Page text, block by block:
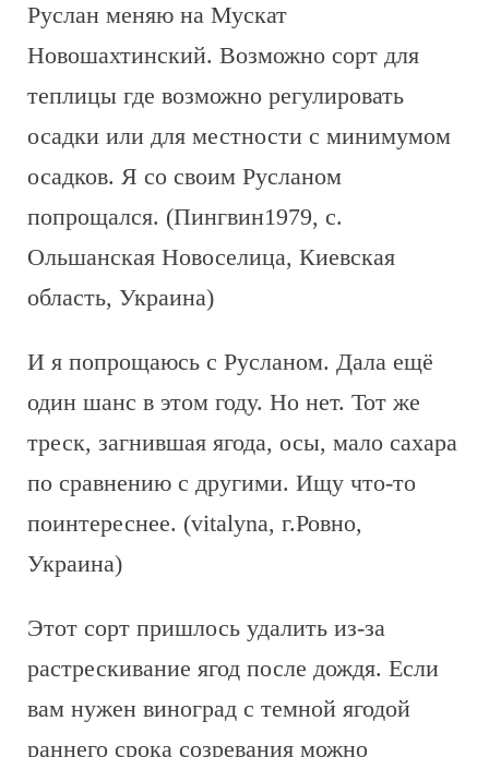
Руслан меняю на Мускат
Новошахтинский. Возможно сорт для
теплицы где возможно регулировать
осадки или для местности с минимумом
осадков. Я со своим Русланом
попрощался. (Пингвин1979, с.
Ольшанская Новоселица, Киевская
область, Украина)
И я попрощаюсь с Русланом. Дала ещё
один шанс в этом году. Но нет. Тот же
треск, загнившая ягода, осы, мало сахара
по сравнению с другими. Ищу что-то
поинтереснее. (vitalyna, г.Ровно,
Украина)
Этот сорт пришлось удалить из-за
растрескивание ягод после дождя. Если
вам нужен виноград с темной ягодой
раннего срока созревания можно